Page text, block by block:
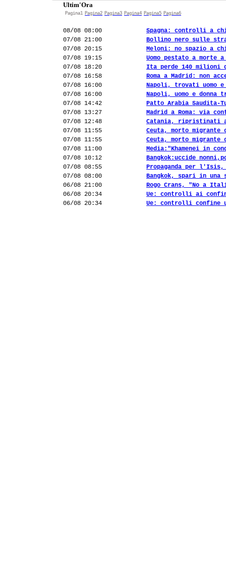
Ultim'Ora
Pagina1 Pagina2 Pagina3 Pagina4 Pagina5 Pagina6
08/08 08:00
Spagna: controlli a
07/08 21:00
Bollino nero sulle
07/08 20:15
Meloni: no spazio a
07/08 19:15
Uomo pestato a morte
07/08 18:20
Ita perde 140 milioni
07/08 16:58
Roma a Madrid: non
07/08 16:00
Napoli, trovati uomo e
07/08 16:00
Napoli, uomo e donna
07/08 14:42
Patto Arabia Saudita-
07/08 13:27
Madrid a Roma: via
07/08 12:48
Catania, ripristinati
07/08 11:55
Ceuta, morto migrante
07/08 11:55
Ceuta, morto migrante
07/08 11:00
Media:"Khamenei in
07/08 10:12
Bangkok:uccide
07/08 08:55
Propaganda per l'Isis,
07/08 08:00
Bangkok, spari in
06/08 21:00
Rogo Crans, "No a
06/08 20:34
Ue: controlli ai
06/08 20:34
Ue: controlli confine